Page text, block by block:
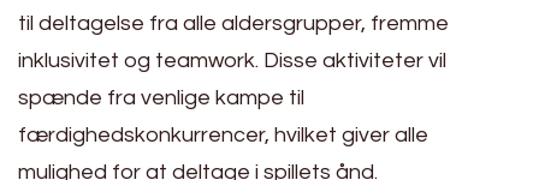
til deltagelse fra alle aldersgrupper, fremme
inklusivitet og teamwork. Disse aktiviteter vil
spænde fra venlige kampe til
færdighedskonkurrencer, hvilket giver alle
mulighed for at deltage i spillets ånd.